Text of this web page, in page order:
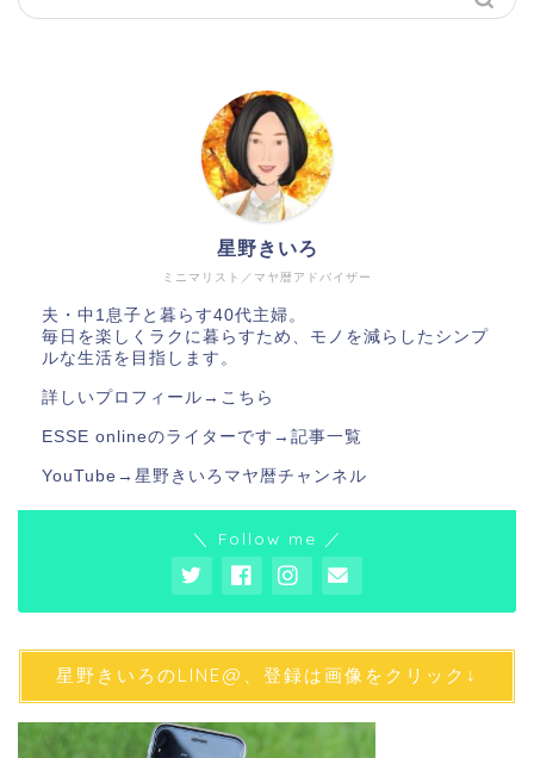
ミニマリスト／マヤ暦アドバイザー
星野きいろ
夫・中1息子と暮らす40代主婦。
毎日を楽しくラクに暮らすため、モノを減らしたシンプ
ルな生活を目指します。
詳しいプロフィール→ こちら
ESSE onlineのライターです→ 記事一覧
YouTube→ 星野きいろマヤ暦チャンネル
＼ Follow me ／
星野きいろのLINE@、登録は画像をクリック↓